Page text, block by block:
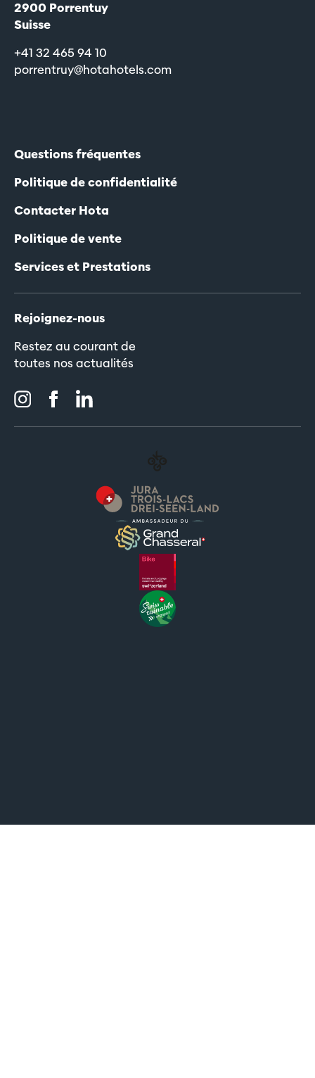
2900 Porrentuy
Suisse
+41 32 465 94 10
porrentruy@hotahotels.com
Questions fréquentes
Politique de confidentialité
Contacter Hota
Politique de vente
Services et Prestations
Rejoignez-nous
Restez au courant de
toutes nos actualités